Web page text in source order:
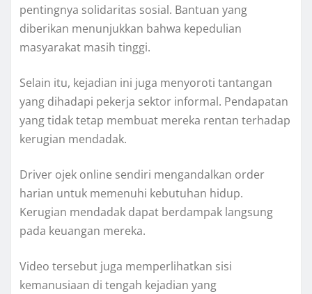
pentingnya solidaritas sosial. Bantuan yang
diberikan menunjukkan bahwa kepedulian
masyarakat masih tinggi.
Selain itu, kejadian ini juga menyoroti tantangan
yang dihadapi pekerja sektor informal. Pendapatan
yang tidak tetap membuat mereka rentan terhadap
kerugian mendadak.
Driver ojek online sendiri mengandalkan order
harian untuk memenuhi kebutuhan hidup.
Kerugian mendadak dapat berdampak langsung
pada keuangan mereka.
Video tersebut juga memperlihatkan sisi
kemanusiaan di tengah kejadian yang